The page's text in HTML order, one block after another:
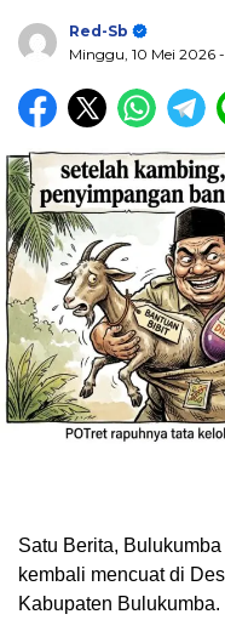
Red-Sb
Minggu, 10 Mei 2026
Satu Berita,
kembali mencuat di
Kabupaten Bulukumba.